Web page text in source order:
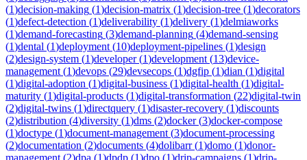
(1)decision-making (1)decision-matrix (1)decision-tree (1)decorators
(1)defect-detection (1)deliverability (1)delivery (1)delmiaworks
(1)demand-forecasting (3)demand-planning (4)demand-sensing
(1)dental (1)deployment (10)deployment-pipelines (1)design
(2)design-system (1)developer(1)development (13)device-
management (1)devops (29)devsecops (1)dgfip (1)dian (1)digital
(1)digital-adoption (1)digital-business (1)digital-health (1)digital-
maturity (1)digital-products (1)digital-transformation (22)digital-twin
(2)digital-twins (1)directquery (1)disaster-recovery (1)discounts
(2)distribution (4)diversity (1)dms (2)docker(3)docker-compose
(1)doctype (1)document-management (3)document-processing
(2)documentation (2)documents (4)dolibarr(1)domo (1)donor-
management (2)dpa (1)dpdp (1)dpo (1)drip-campaigns (1)drip-